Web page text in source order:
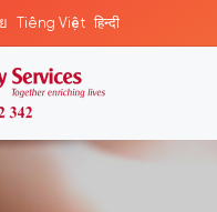
Tiếng Việt हिन्दी